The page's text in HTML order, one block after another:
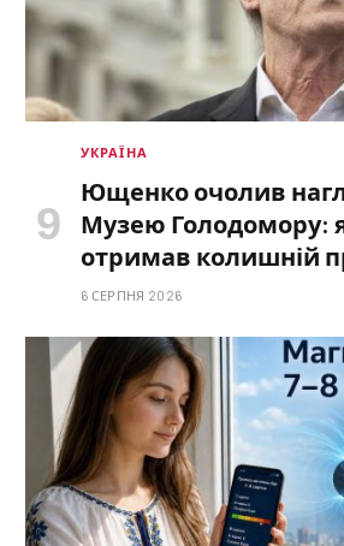
УКРАЇНА
Ющенко очолив
Музею Голодомору:
отримав колишній
6 СЕРПНЯ 2026